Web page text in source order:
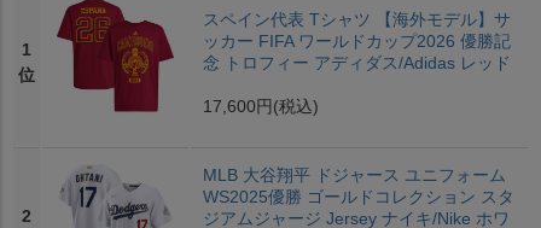
1
位
スペイン代表 Tシャツ 【海外モデル】サ
ッカー FIFA ワールドカップ2026 優勝記
念 トロフィー アディダス/Adidas レッド
17,600円 (税込)
2
MLB 大谷翔平 ドジャース ユニフォーム
WS2025優勝 ゴールドコレクション スタ
ジアムジャージ Jersey ナイキ/Nike ホワ